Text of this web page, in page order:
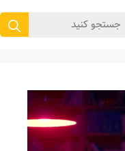
جستجوی